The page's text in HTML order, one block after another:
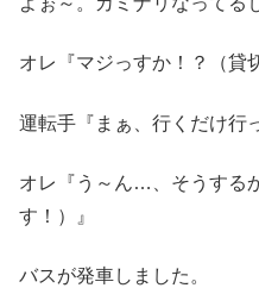
オレ『マジっすか！？（貸
運転手『まぁ、行くだけ行
オレ『う～ん…、そうする
す！）』
バスが発車しました。